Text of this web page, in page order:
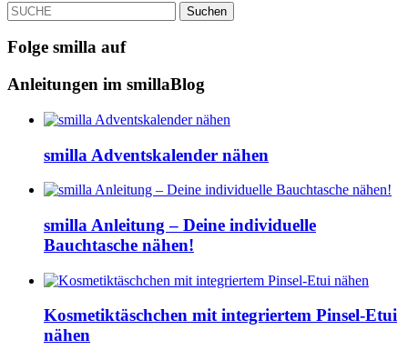
SUCHE
Folge smilla auf
Anleitungen im smillaBlog
smilla Adventskalender nähen
smilla Anleitung – Deine individuelle
Bauchtasche nähen!
Kosmetiktäschchen mit integriertem Pinsel-Etui
nähen